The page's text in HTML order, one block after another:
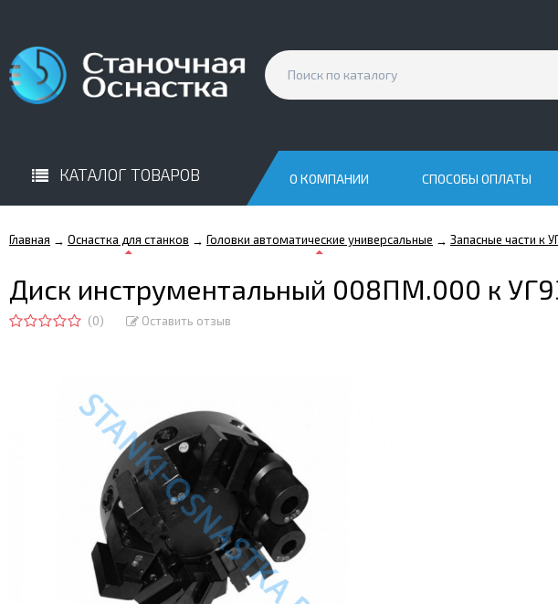
КАТАЛОГ ТОВАРОВ О КОМПАНИИ СПОСОБЫ ОПЛАТЫ
Главная → Оснастка для станков → Головки автоматические универсальные → Запасные части к
Диск инструментальный 008ПМ.000 к
(0) Оставить отзыв